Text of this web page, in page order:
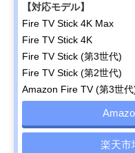
【対応モデル】
Fire TV Stick 4K Max
Fire TV Stick 4K
Fire TV Stick (第3世代)
Fire TV Stick (第2世代)
Amazon Fire TV (第3世代
楽天市